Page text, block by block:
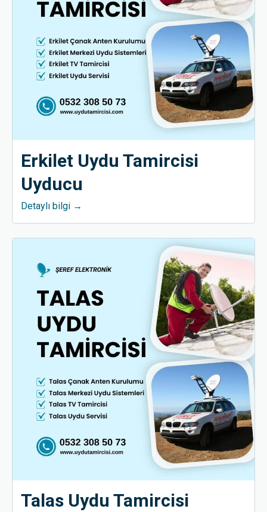
Erkilet Uydu Tamircisi
Uyducu
Detaylı bilgi →
Talas Uydu Tamircisi